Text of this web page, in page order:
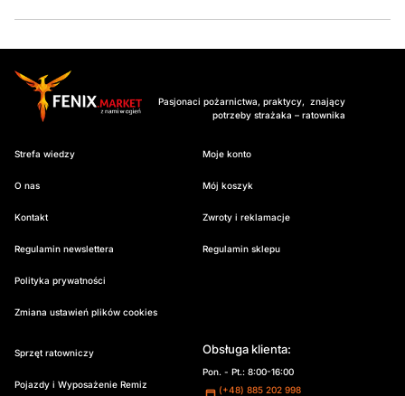
Pasjonaci pożarnictwa, praktycy, znający
potrzeby strażaka – ratownika
Strefa wiedzy
O nas
Kontakt
Regulamin newslettera
Polityka prywatności
Zmiana ustawień plików cookies
Moje konto
Mój koszyk
Zwroty i reklamacje
Regulamin sklepu
Sprzęt ratowniczy
Pojazdy i Wyposażenie Remiz
Obsługa klienta:
Pon. - Pt.: 8:00-16:00
(+48) 885 202 998